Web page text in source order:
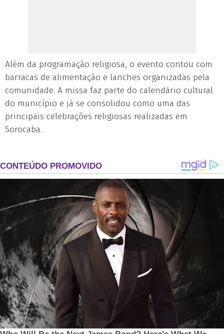
Além da programação religiosa, o evento contou com
barracas de alimentação e lanches organizadas pela
comunidade. A missa faz parte do calendário cultural
do município e já se consolidou como uma das
principais celebrações religiosas realizadas em
Sorocaba.